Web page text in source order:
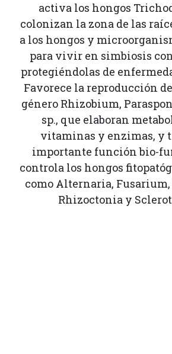
activa los hongos
colonizan la zona de las
a los hongos y
para vivir en simbiosis
protegiéndolas de
Favorece la reproducción
género Rhizobium,
sp., que elaboran
vitaminas y enzimas, y
importante función bio-
controla los hongos
como Alternaria,
Rhizoctonia y